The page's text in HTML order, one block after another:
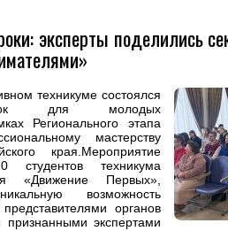
эксперты поделились
техникуме состоялся
для молодых
Регионального этапа
мастерству
края.Мероприятие
студентов техникума
«Движение Первых»,
возможность
органов
признанными экспертами